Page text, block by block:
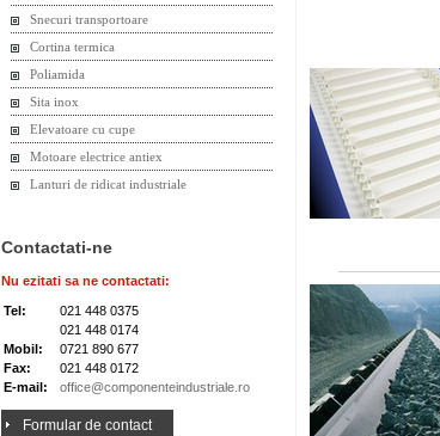
Snecuri transportoare
Cortina termica
Poliamida
Sita inox
Elevatoare cu cupe
Motoare electrice antiex
Lanturi de ridicat industriale
Contactati-ne
Nu ezitati sa ne contactati:
Tel:
021 448 0375
021 448 0174
Mobil:
0721 890 677
Fax:
021 448 0172
E-mail:
office@componenteindustriale.ro
Formular de contact